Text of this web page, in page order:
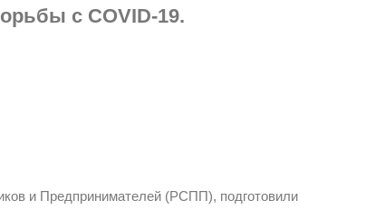
с COVID-19.
и Предпринимателей (РСПП), подготовили